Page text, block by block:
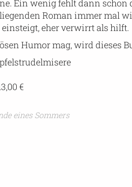
Ein wenig fehlt dann
Roman immer mal
eher verwirrt als hilft.
Humor mag, wird dieses
€
eines Sommers